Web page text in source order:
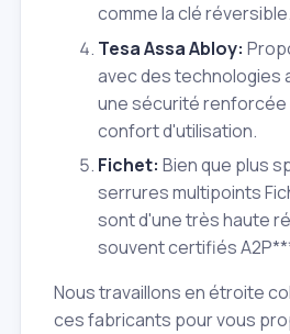
comme la clé réversible.
Tesa Assa Abloy:
avec des technologies
une sécurité renforcée
confort d'utilisation.
Fichet: Bien que plus
serrures multipoints
sont d'une très haute
souvent certifiés
Nous travaillons en étroite
ces fabricants pour vous